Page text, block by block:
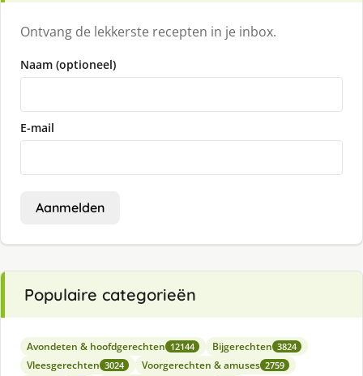
Ontvang de lekkerste recepten in je inbox.
Naam (optioneel)
E-mail
Aanmelden
Populaire categorieën
Avondeten & hoofdgerechten 12144 Bijgerechten 3824
Vleesgerechten 3024 Voorgerechten & amuses 2759